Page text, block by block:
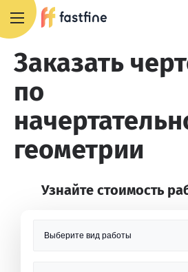
Заказать
по
геометрии
Узнайте стоимость